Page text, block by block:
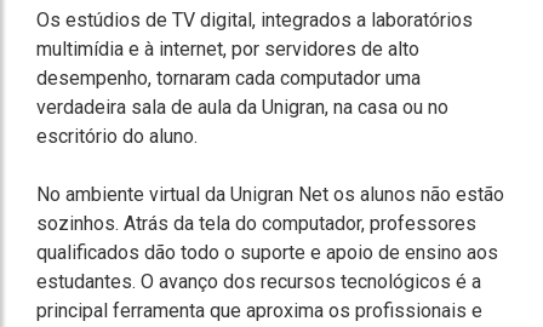
Os estúdios de TV digital, integrados a laboratórios
multimídia e à internet, por servidores de alto
desempenho, tornaram cada computador uma
verdadeira sala de aula da Unigran, na casa ou no
escritório do aluno.
No ambiente virtual da Unigran Net os alunos não estão
sozinhos. Atrás da tela do computador, professores
qualificados dão todo o suporte e apoio de ensino aos
estudantes. O avanço dos recursos tecnológicos é a
principal ferramenta que aproxima os profissionais e